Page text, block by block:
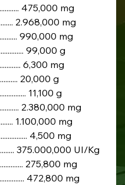
475,000 mg
2.968,000 mg
990,000 mg
99,000 g
6,300 mg
20,000 g
11,100 g
2.380,000 mg
1.100,000 mg
4,500 mg
375.000,000 UI/Kg
275,800 mg
472,800 mg